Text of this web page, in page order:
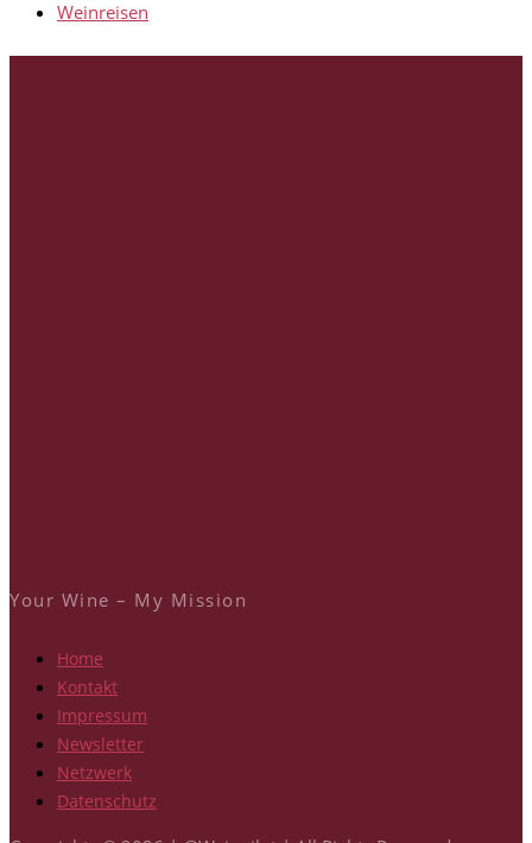
Weinreisen
Your Wine – My Mission
Home
Kontakt
Impressum
Newsletter
Netzwerk
Datenschutz